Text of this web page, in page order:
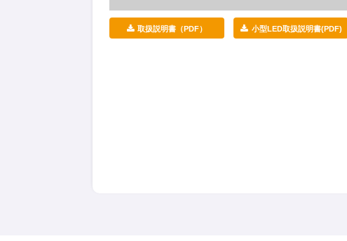
取扱説明書（PDF） 小型LED取扱説明書(PDF)